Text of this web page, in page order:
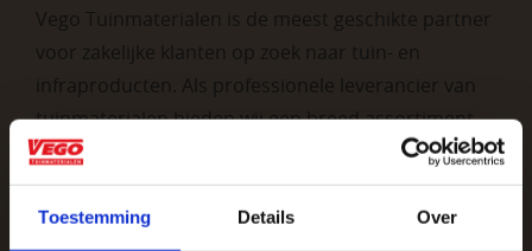
Toestemming Details Over
Vego Tuinmaterialen is de meest geschikte partner
voor zakelijke klanten op zoek naar tuin- en
infraproducten. Als professionele leverancier van
tuinmaterialen bieden wij een breed assortiment
aan producten van topkwaliteit. Lees meer over de
zakelijke mogelijkheden.